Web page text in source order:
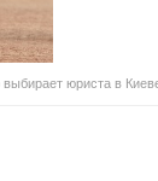
юриста в